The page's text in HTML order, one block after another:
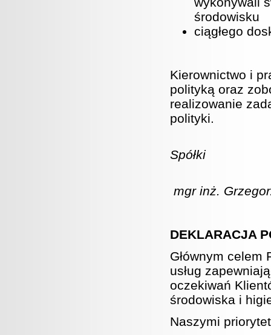
środowisku
ciągłego
Kierownictwo i
polityką oraz
realizowanie
polityki.
Spółki
mgr inż.
DEKLARACJA
Głównym
usług
oczekiwań
środowiska i
Naszymi